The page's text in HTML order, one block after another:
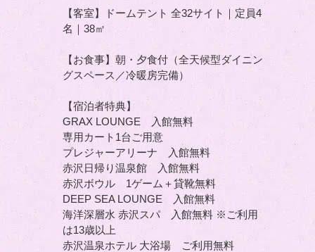
【客室】ドームテント 全32サイト｜定員4
名｜38㎡
【お食事】朝・夕食付（全天候型ダイニン
グスペース／冷暖房完備）
【宿泊者特典】
GRAX LOUNGE 入館無料
専用カート1台ご用意
プレジャーアリーナ 入館無料
赤沢日帰り温泉館 入館無料
赤沢ボウル 1ゲーム＋貸靴無料
DEEP SEA LOUNGE 入館無料
海洋深層水 赤沢スパ 入館無料 ※ご利用
は13歳以上
赤沢温泉ホテル 大浴場 ご利用無料